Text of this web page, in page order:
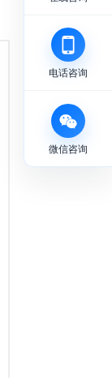
电话咨询
微信咨询